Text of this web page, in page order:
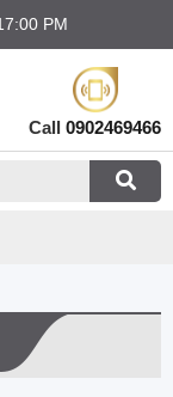
PM
Call 0902469466